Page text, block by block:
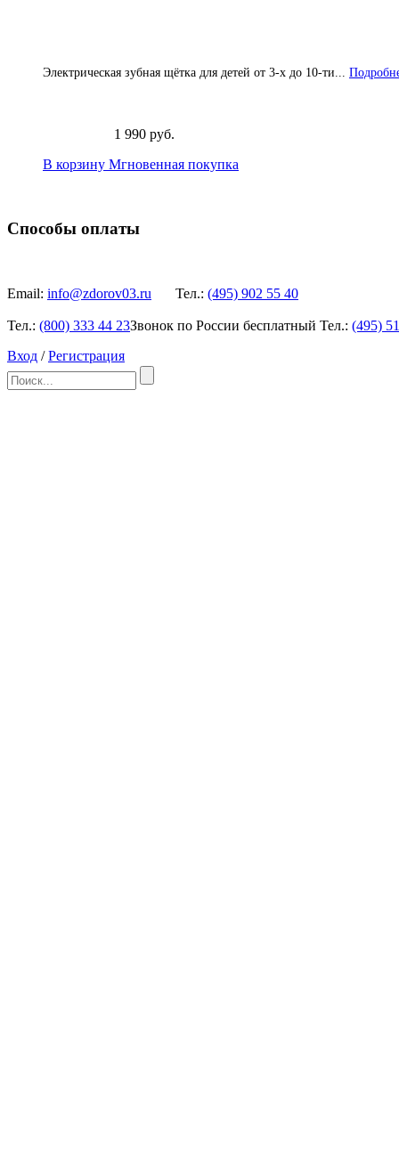
Электрическая зубная щётка для детей от 3-х до 10-ти...
1 990 руб.
В корзину Мгновенная покупка
Способы оплаты
Email: info@zdorov03.ru Тел.: (495) 902 55 40
Тел.: (800) 333 44 23Звонок по России бесплатный Тел.: (495)
Вход /Регистрация